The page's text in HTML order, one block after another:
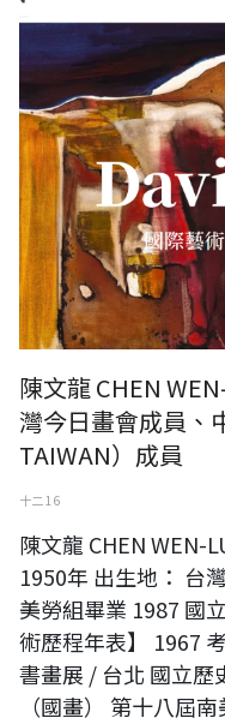
陳文龍 CHEN
灣今日畫會成員、
TAIWAN）成員
十二 16
陳文龍 CHEN WEN-
1950年 出生地： 台
美勞組畢業 1987 國
術歷程年表】 1967
書畫展 / 台北 國立歷
（國畫） 第十八屆